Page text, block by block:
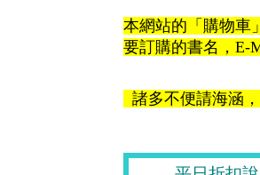
本網站的「購物車
要訂購的書名，
諸多不便請海涵